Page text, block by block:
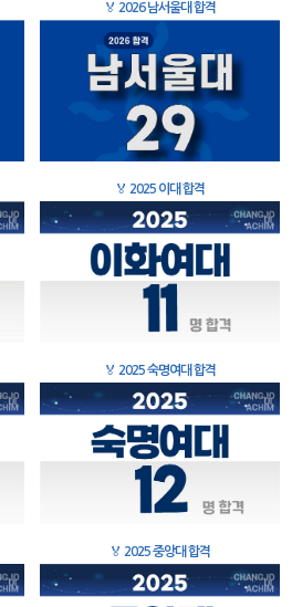
🏅 2026 남서울대 합격
🏅 2025 이대 합격
🏅 2025 숙명여대 합격
🏅 2025 중앙대 합격